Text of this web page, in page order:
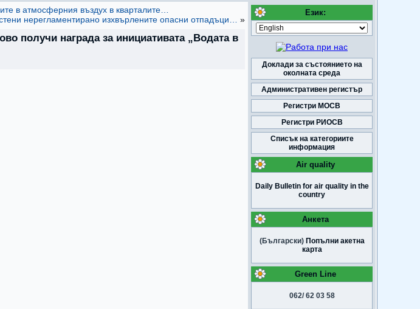
в атмосферния въздух в кварталите…
нерегламентирано изхвърлените опасни отпадъци…
»
получи награда за инициативата „Водата в
Език:
Доклади за състоянието на
околната среда
Административен регистър
Регистри МОСВ
Регистри РИОСВ
Списък на категориите
информация
Air quality
Daily Bulletin for air quality in the
country
Анкета
(Български) Попълни акетна
карта
Green Line
062/ 62 03 58